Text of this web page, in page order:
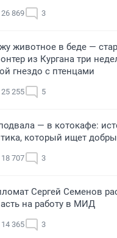
26 869 3
животное в беде —
из Кургана три
гнездо с птенцами
25 255 5
— в котокафе:
который ищет
18 707 3
Сергей Семенов
на работу в МИД
14 365 3